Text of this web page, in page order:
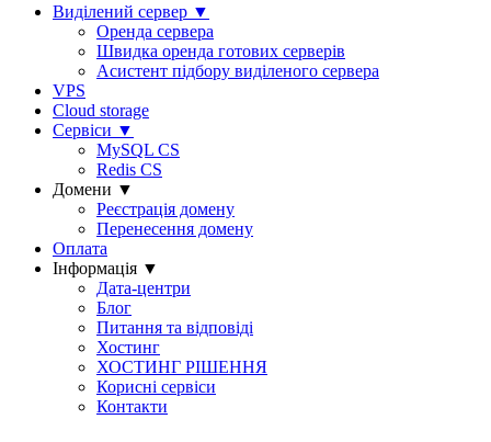
Виділений сервер ▼
Оренда сервера
Швидка оренда готових серверів
Асистент підбору виділеного сервера
VPS
Cloud storage
Сервіси ▼
MySQL CS
Redis CS
Домени ▼
Реєстрація домену
Перенесення домену
Оплата
Інформація ▼
Дата-центри
Блог
Питання та відповіді
Хостинг
ХОСТИНГ РІШЕННЯ
Корисні сервіси
Контакти